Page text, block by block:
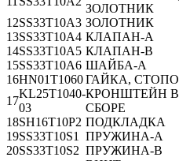
ЗОЛОТНИК
12SS33T10A3 ЗОЛОТНИК
13SS33T10A4 КЛАПАН-A
14SS33T10A5 КЛАПАН-B
15SS33T10A6 ШАЙБА-A
16HN01T1060ГАЙКА,
17
KL25T1040-
03
КРОНШТЕЙН В
СБОРЕ
18SH16T10P2 ПОДКЛАДКА
19SS33T10S1 ПРУЖИНА-A
20SS33T10S2 ПРУЖИНА-B